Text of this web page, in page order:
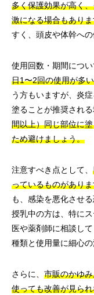
多く保護効果が高く
激になる場合もあり
すく、頭皮や体幹への
使用回数・期間につ
日1〜2回の使用が多
う方もいますが、炎
塗ることが推奨される
間以上）同じ部位に
ため避けましょう。
注意すべき点として、
っているものがあり
も、感染を悪化させ
授乳中の方は、特に
医や薬剤師に相談し
種類と使用量に細心の
さらに、 市販のかゆ
使っても改善が見ら